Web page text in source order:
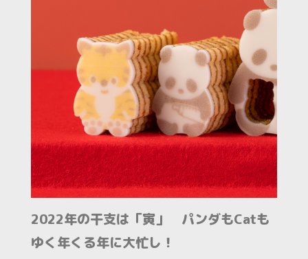
2022年の干支は「寅」 パンダもCatも
ゆく年くる年に大忙し！